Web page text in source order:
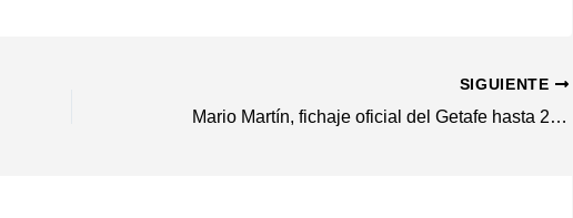
SIGUIENTE
Mario Martín, fichaje oficial del Getafe hasta 2030